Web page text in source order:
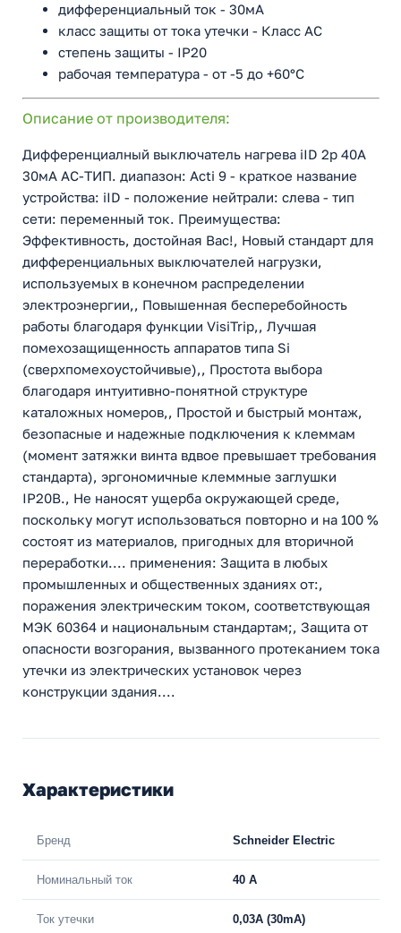
дифференциальный ток - 30мА
класс защиты от тока утечки - Класс АС
степень защиты - IP20
рабочая температура - от -5 до +60°C
Описание от производителя:
Дифференциалный выключатель нагрева iID 2p 40A
30мА AC-ТИП. диапазон: Acti 9 - краткое название
устройства: iID - положение нейтрали: слева - тип
сети: переменный ток. Преимущества:
Эффективность, достойная Вас!, Новый стандарт для
дифференциальных выключателей нагрузки,
используемых в конечном распределении
электроэнергии,, Повышенная бесперебойность
работы благодаря функции VisiTrip,, Лучшая
помехозащищенность аппаратов типа Si
(сверхпомехоустойчивые),, Простота выбора
благодаря интуитивно-понятной структуре
каталожных номеров,, Простой и быстрый монтаж,
безопасные и надежные подключения к клеммам
(момент затяжки винта вдвое превышает требования
стандарта), эргономичные клеммные заглушки
IP20B., Не наносят ущерба окружающей среде,
поскольку могут использоваться повторно и на 100 %
состоят из материалов, пригодных для вторичной
переработки.... применения: Защита в любых
промышленных и общественных зданиях от:,
поражения электрическим током, соответствующая
МЭК 60364 и национальным стандартам;, Защита от
опасности возгорания, вызванного протеканием тока
утечки из электрических установок через
конструкции здания....
Характеристики
Бренд Schneider Electric
Номинальный ток 40 A
Ток утечки 0,03A (30mA)